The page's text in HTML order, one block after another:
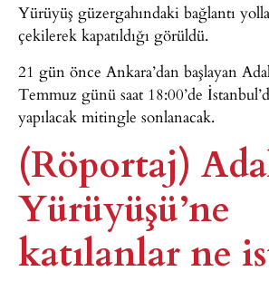
Yürüyüş güzergahındaki bağlantı
çekilerek kapatıldığı görüldü.
21 gün önce Ankara’dan başlayan
Temmuz günü saat 18:00’de
yapılacak mitingle sonlanacak.
(Röportaj)
Yürüyüşü’ne
katılanlar ne